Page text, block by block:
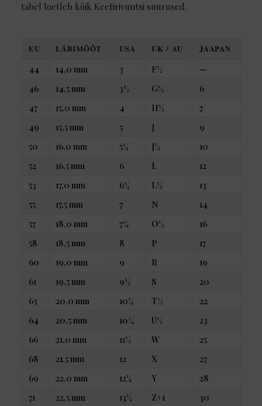
tabel loetleb kõik Keefirivuntsi suurused.
EU LÄBIMÕÕT USA UK / AU JAAPAN
44 14,0 mm 3 F½
—
46
14,5 mm 3½ G½
6
47
15,0 mm 4 H½
7
49
15,5 mm 5 J
9
50
16,0 mm 5¼ J½
10
52
16,5 mm 6 L
12
53
17,0 mm 6¼ L½
13
55
17,5 mm 7 N
14
57
18,0 mm 7¾ O½
16
58
18,5 mm 8 P
17
60
19,0 mm 9 R
19
61
19,5 mm 9½ S
20
63
20,0 mm 10¼ T½
22
64
20,5 mm 10¾ U½
23
66
21,0 mm 11½ W
25
68
21,5 mm 12 X
27
69
22,0 mm 12¼ Y
28
71
22,5 mm 13½ Z+1
30